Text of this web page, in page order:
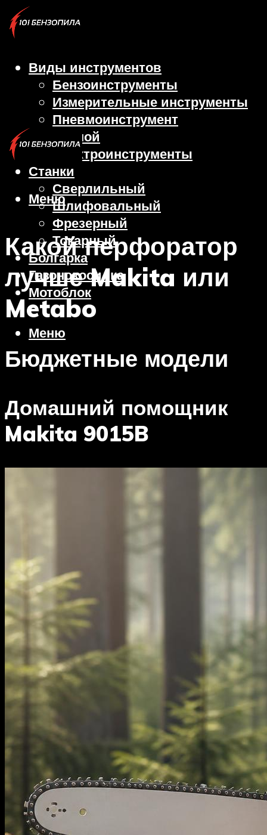
Виды инструментов
Бензоинструменты
Измерительные инструменты
Пневмоинструмент
Ручной
Электроинструменты
Станки
Сверлильный
Шлифовальный
Фрезерный
Токарный
Болгарка
Газонокосилка
Мотоблок
Меню
Меню
Какой перфоратор
лучше Makita или
Metabo
Бюджетные модели
Домашний помощник
Makita 9015B